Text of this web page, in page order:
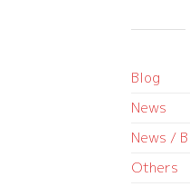
Blog
News
News /
Others